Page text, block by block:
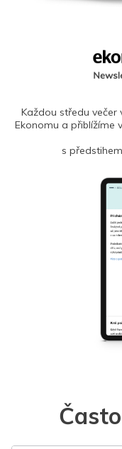
Každou středu
Ekonomu a přiblížíme
s